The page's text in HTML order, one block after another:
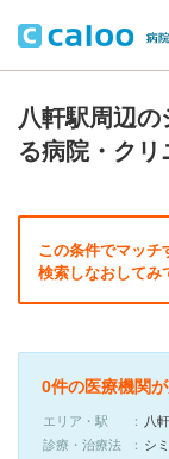
八軒駅周辺
る病院・クリ
この条件でマッチ
検索しなおしてみ
0件の医療機関
エリア・駅
八
診療・治療法
シ